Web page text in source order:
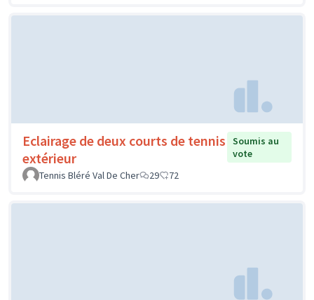
Eclairage de deux courts de tennis
extérieur
Soumis au
vote
Tennis Bléré Val De Cher
29 72